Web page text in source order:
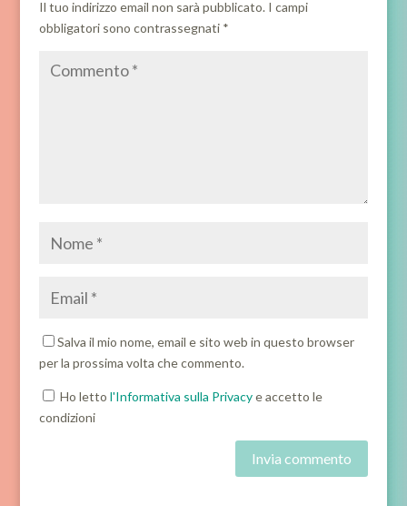
Il tuo indirizzo email non sarà pubblicato. I campi
obbligatori sono contrassegnati *
Salva il mio nome, email e sito web in questo browser
per la prossima volta che commento.
Ho letto l'Informativa sulla Privacye accetto le
condizioni